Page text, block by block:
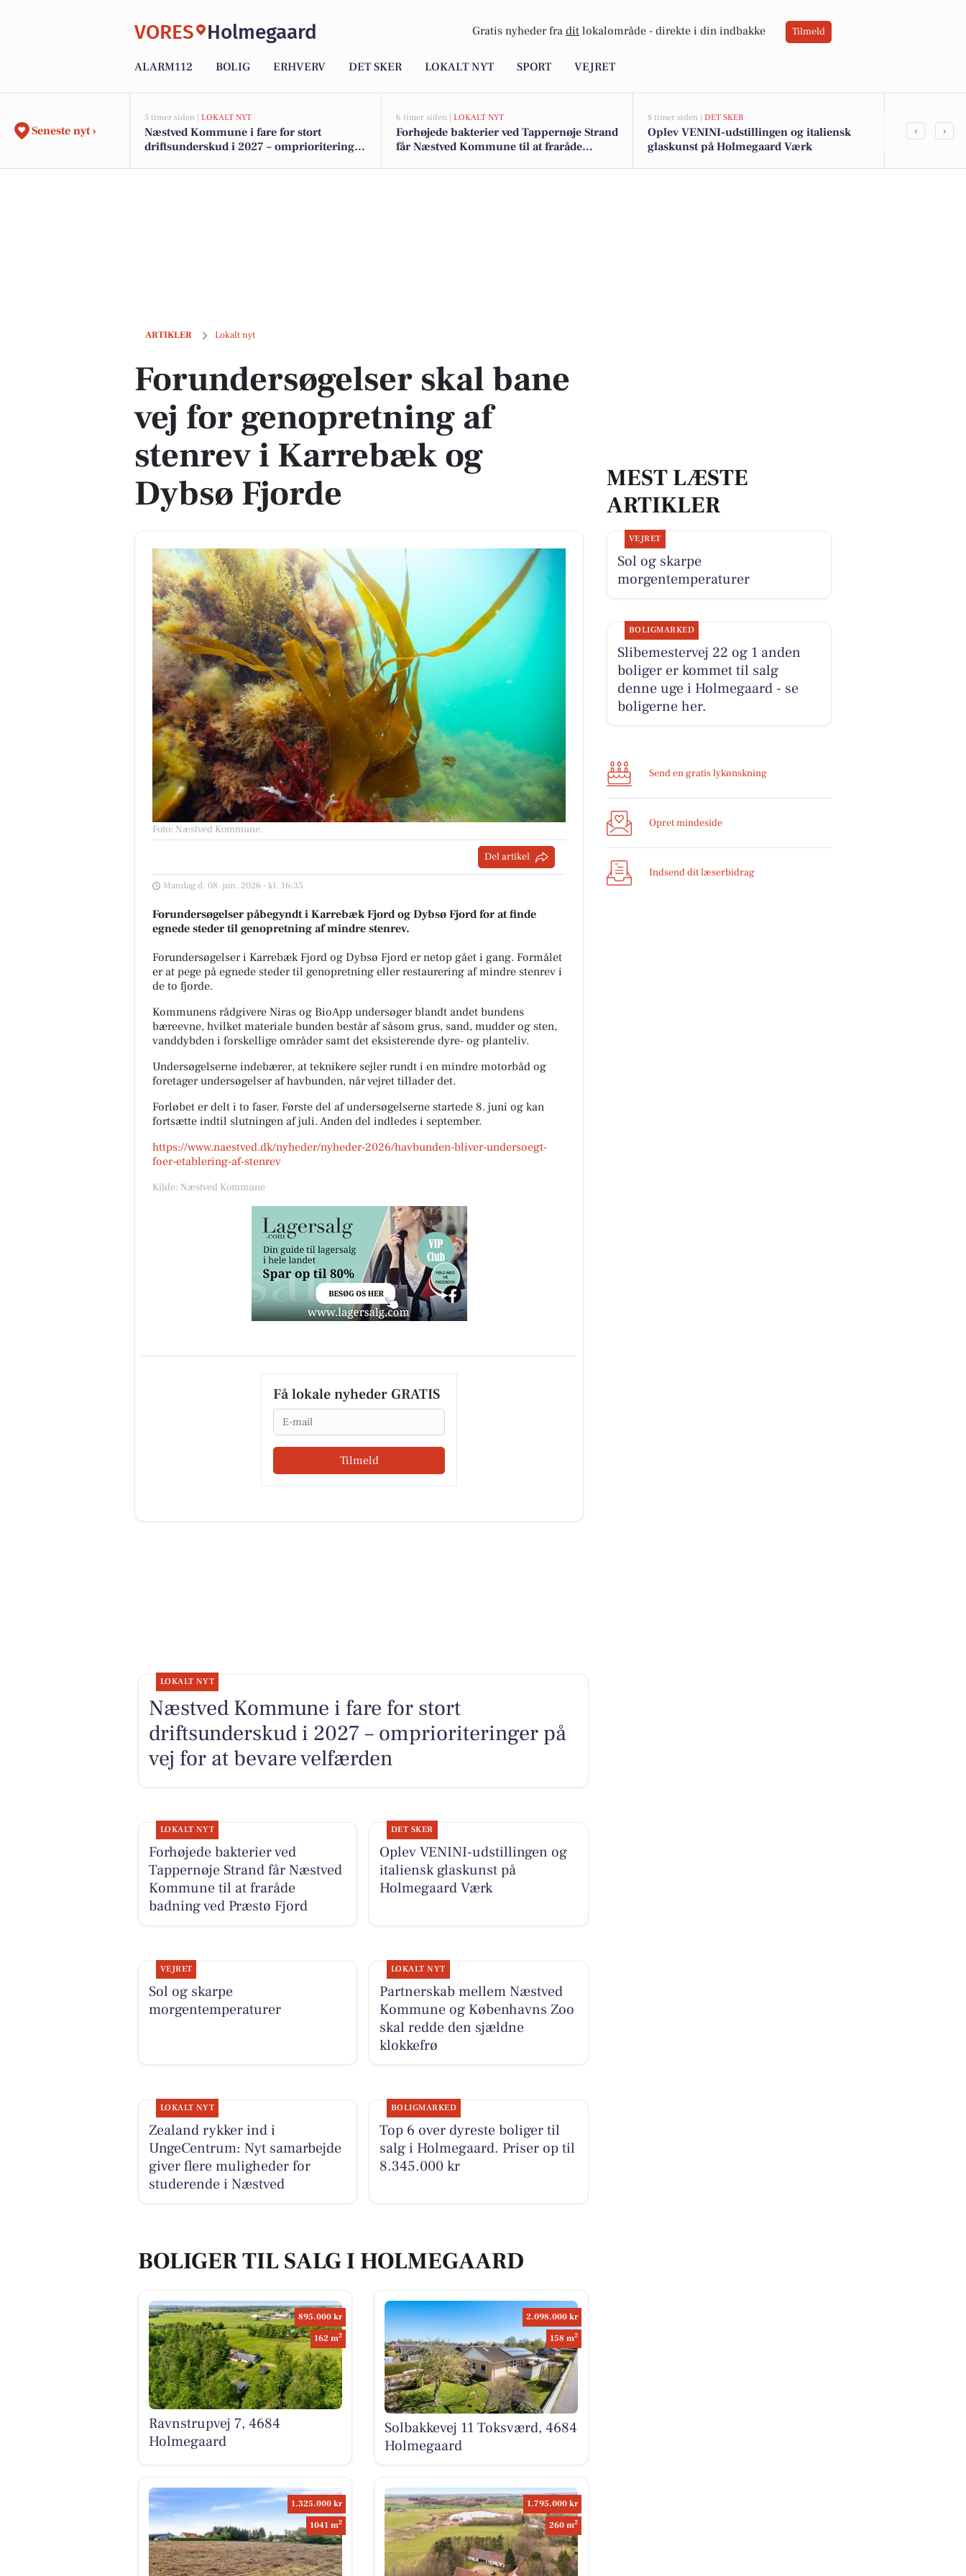
VORES Holmegaard Gratis nyheder fra dit lokalområde - direkte i din indbakke Tilmeld
ALARM112 BOLIG ERHVERV DET SKER LOKALT NYT SPORT VEJRET
Seneste nyt ›
5 timer siden | LOKALT NYT
Næstved Kommune i fare for stort
driftsunderskud i 2027 – omprioriteringer
6 timer siden | LOKALT NYT
Forhøjede bakterier ved Tappernøje Strand
får Næstved Kommune til at fraråde
8 timer siden | DET SKER
Oplev VENINI-udstillingen og italiensk
glaskunst på Holmegaard Værk
Sol og
‹ ›
ARTIKLER Lokalt nyt
Forundersøgelser skal bane vej for genopretning af stenrev i Karrebæk og Dybsø Fjorde
Forundersøgelser skal bane
vej for genopretning af
stenrev i Karrebæk og
Dybsø Fjorde
Foto: Næstved Kommune.
Del artikel
Mandag d. 08. jun. 2026 - kl. 16:35
Forundersøgelser påbegyndt i Karrebæk Fjord og Dybsø Fjord for at finde
egnede steder til genopretning af mindre stenrev.
Forundersøgelser i Karrebæk Fjord og Dybsø Fjord er netop gået i gang. Formålet
er at pege på egnede steder til genopretning eller restaurering af mindre stenrev i
de to fjorde.
Kommunens rådgivere Niras og BioApp undersøger blandt andet bundens
bæreevne, hvilket materiale bunden består af såsom grus, sand, mudder og sten,
vanddybden i forskellige områder samt det eksisterende dyre- og planteliv.
Undersøgelserne indebærer, at teknikere sejler rundt i en mindre motorbåd og
foretager undersøgelser af havbunden, når vejret tillader det.
Forløbet er delt i to faser. Første del af undersøgelserne startede 8. juni og kan
fortsætte indtil slutningen af juli. Anden del indledes i september.
https://www.naestved.dk/nyheder/nyheder-2026/havbunden-bliver-undersoegt-
foer-etablering-af-stenrev
Kilde: Næstved Kommune
Få lokale nyheder GRATIS
Email
Tilmeld
MEST LÆSTE
ARTIKLER
VEJRET
Sol og skarpe
morgentemperaturer
BOLIGMARKED
Slibemestervej 22 og 1 anden
boliger er kommet til salg
denne uge i Holmegaard - se
boligerne her.
Send en gratis lykønskning
Opret mindeside
Indsend dit læserbidrag
LOKALT NYT
Næstved Kommune i fare for stort
driftsunderskud i 2027 – omprioriteringer på
vej for at bevare velfærden
LOKALT NYT
Forhøjede bakterier ved
Tappernøje Strand får Næstved
Kommune til at fraråde
badning ved Præstø Fjord
DET SKER
Oplev VENINI-udstillingen og
italiensk glaskunst på
Holmegaard Værk
VEJRET
Sol og skarpe
morgentemperaturer
LOKALT NYT
Partnerskab mellem Næstved
Kommune og Københavns Zoo
skal redde den sjældne
klokkefrø
LOKALT NYT
Zealand rykker ind i
UngeCentrum: Nyt samarbejde
giver flere muligheder for
studerende i Næstved
BOLIGMARKED
Top 6 over dyreste boliger til
salg i Holmegaard. Priser op til
8.345.000 kr
BOLIGER TIL SALG I HOLMEGAARD
895.000 kr
162 m2
Ravnstrupvej 7, 4684
Holmegaard
2.098.000 kr
158 m2
Solbakkevej 11 Toksværd, 4684
Holmegaard
1.325.000 kr
1041 m2
1.795.000 kr
260 m2